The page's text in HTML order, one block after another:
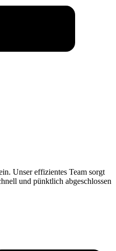
Unser effizientes Team sorgt
und pünktlich abgeschlossen